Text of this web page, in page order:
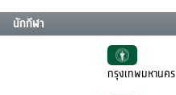
นักกีฬา
กรุงเทพมหานคร